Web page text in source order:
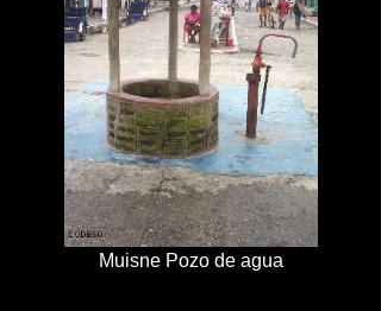
Muisne Pozo de agua